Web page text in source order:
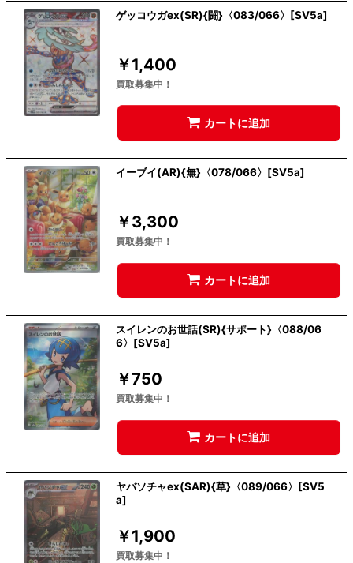
ゲッコウガex(SR){闘}〈083/066〉[SV5a]
￥1,400
買取募集中！
カートに追加
イーブイ(AR){無}〈078/066〉[SV5a]
￥3,300
買取募集中！
カートに追加
スイレンのお世話(SR){サポート}〈088/06
6〉[SV5a]
￥750
買取募集中！
カートに追加
ヤバソチャex(SAR){草}〈089/066〉[SV5
a]
￥1,900
買取募集中！